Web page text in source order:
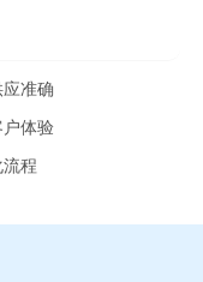
准确
体验
程